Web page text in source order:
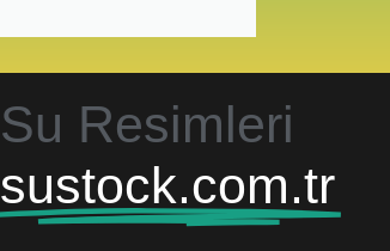
Su Resimleri
sustock.com.tr